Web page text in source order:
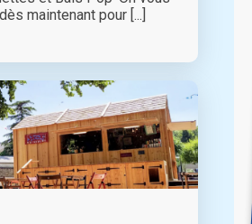
maintenant pour [...]